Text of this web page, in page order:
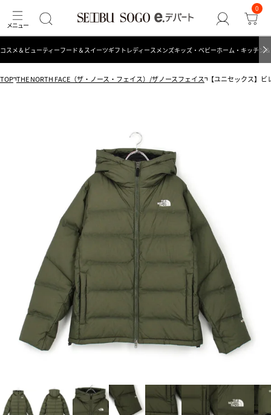
0
コスメ＆ビューティーフード＆スイーツギフト レディース メンズキッズ・ベビーホーム・キッチン
TOP THE NORTH FACE（ザ・ノース・フェイス）/ザノースフェイス 【ユニセックス】ビ